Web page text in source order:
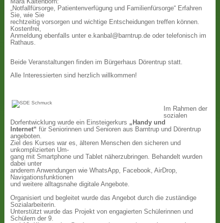
„Notfallfürsorge, Patientenverfügung und Familienfürsorge“ Erfahren
Sie, wie Sie
rechtzeitig vorsorgen und wichtige Entscheidungen treffen können.
Kostenfrei,
Anmeldung ebenfalls unter e.kanbal@barntrup.de oder telefonisch im
Rathaus.
Beide Veranstaltungen finden im Bürgerhaus Dörentrup statt.
Alle Interessierten sind herzlich willkommen!
Im Rahmen der
sozialen
Dorfentwicklung wurde ein Einsteigerkurs „Handy und
Internet“ für Seniorinnen und Senioren aus Barntrup und Dörentrup
angeboten.
Ziel des Kurses war es, älteren Menschen den sicheren und
unkomplizierten Um-
gang mit Smartphone und Tablet näherzubringen. Behandelt wurden
dabei unter
anderem Anwendungen wie WhatsApp, Facebook, AirDrop,
Navigationsfunktionen
und weitere alltagsnahe digitale Angebote.
Organisiert und begleitet wurde das Angebot durch die zuständige
Sozialarbeiterin.
Unterstützt wurde das Projekt von engagierten Schülerinnen und
Schülern der 9.